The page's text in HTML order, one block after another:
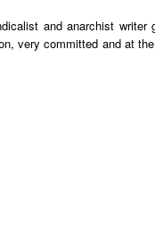
and anarchist
very committed and at